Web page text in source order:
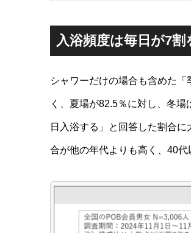
入浴頻度は毎日が7割
シャワーだけの場合も含めた
く、夏場が82.5％に対し、冬
日入浴する」と回答した割合
合が他の年代よりも高く、40